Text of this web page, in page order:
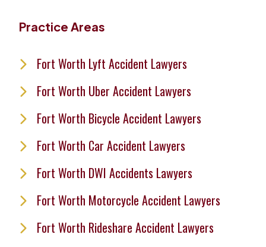
Practice Areas
Fort Worth Lyft Accident Lawyers
Fort Worth Uber Accident Lawyers
Fort Worth Bicycle Accident Lawyers
Fort Worth Car Accident Lawyers
Fort Worth DWI Accidents Lawyers
Fort Worth Motorcycle Accident Lawyers
Fort Worth Rideshare Accident Lawyers